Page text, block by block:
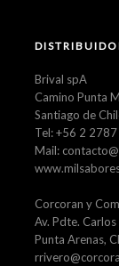
Brival spA
Camino Punta
Santiago de
Tel: +56 2
Mail:
Corcoran y
Av. Pdte.
Punta Arenas,